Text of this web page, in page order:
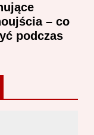
– co
podczas